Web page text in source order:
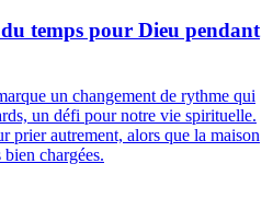
temps pour Dieu pendant
un changement de rythme qui
un défi pour notre vie spirituelle.
prier autrement, alors que la maison
chargées.